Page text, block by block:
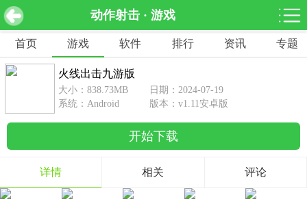
动作射击 · 游戏
网游分类 软件分类
休闲益智
462款游戏
赛车竞速
122款游戏
1642款游戏
动作射击
351款游戏
69款游戏
经营养成
冒险解谜
首页 游戏 软件 排行 资讯 专题
火线出击九游版 v1.11安卓版 下载
火线出击九游版
大小：838.73MB
日期：2024-07-19
系统：Android
版本：v1.11安卓版
开始下载
详情 相关 评论